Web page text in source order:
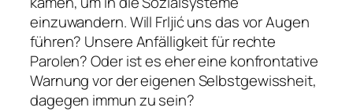
einzuwandern. Will Frljić uns das vor Augen
führen? Unsere Anfälligkeit für rechte
Parolen? Oder ist es eher eine konfrontative
Warnung vor der eigenen Selbstgewissheit,
dagegen immun zu sein?